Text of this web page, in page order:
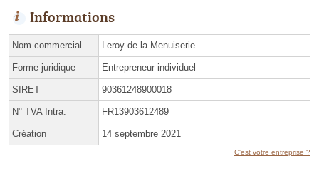
Informations
Nom commercial Leroy de la Menuiserie
Forme juridique Entrepreneur individuel
SIRET 90361248900018
N° TVA Intra. FR13903612489
Création 14 septembre 2021
C'est votre entreprise ?